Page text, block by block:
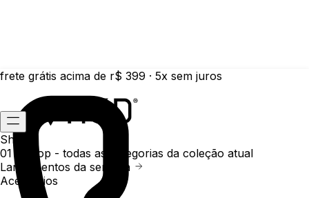
frete grátis acima de r$ 399 · 5x sem juros
Shop
01 /
Shop - todas as categorias da coleção atual
Lançamentos da semana
Acessórios